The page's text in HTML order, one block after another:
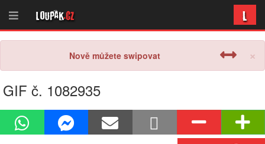
Loupak.cz L
×
Nově můžete swipovat
GIF č. 1082935